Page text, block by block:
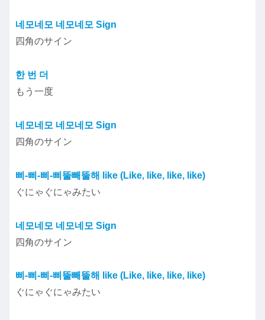
네모네모 네모네모 Sign
四角のサイン
한 번 더
もう一度
네모네모 네모네모 Sign
四角のサイン
삐-삐-삐-삐뚤빼뚤해 like (Like, like, like, like)
ぐにゃぐにゃみたい
네모네모 네모네모 Sign
四角のサイン
삐-삐-삐-삐뚤빼뚤해 like (Like, like, like, like)
ぐにゃぐにゃみたい